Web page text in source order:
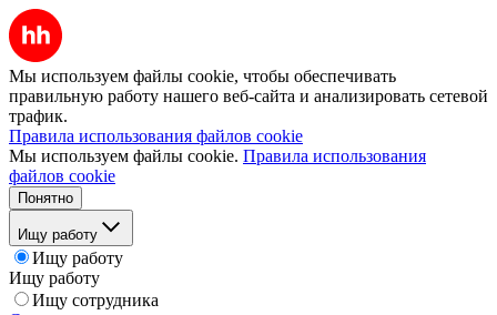
Мы используем файлы cookie, чтобы обеспечивать
правильную работу нашего веб-сайта и анализировать сетевой
трафик.
Правила использования файлов cookie
Мы используем файлы cookie. Правила использования
файлов cookie
Понятно
Ищу работу
Ищу работу
Ищу работу
Ищу сотрудника